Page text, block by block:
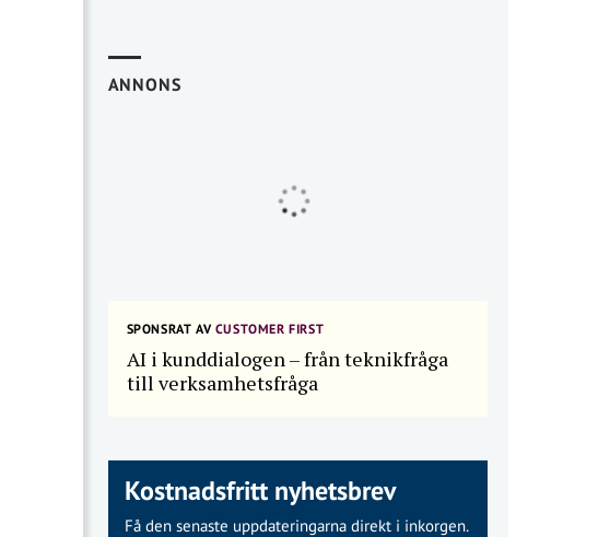
ANNONS
SPONSRAT AVCUSTOMER FIRST
AI i kunddialogen – från teknikfråga
till verksamhetsfråga
Kostnadsfritt nyhetsbrev
Få den senaste uppdateringarna direkt i inkorgen.